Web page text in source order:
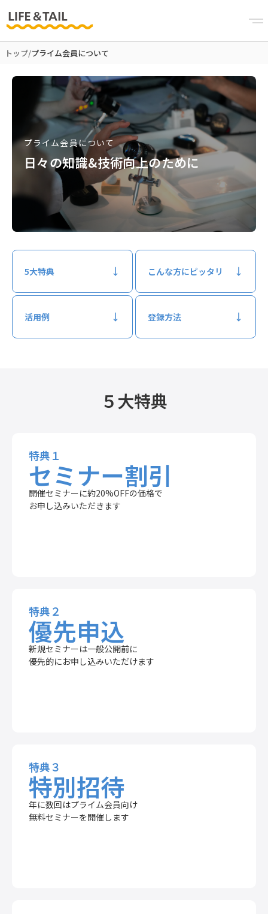
トップ/プライム会員について
プライム会員について
日々の知識&技術向上のために
5大特典 こんな方にピッタリ
活用例 登録方法
５大特典
特典１
セミナー割引
開催セミナーに約20%OFFの価格で
お申し込みいただきます
特典２
優先申込
新規セミナーは一般公開前に
優先的にお申し込みいただけます
特典３
特別招待
年に数回はプライム会員向け
無料セミナーを開催します